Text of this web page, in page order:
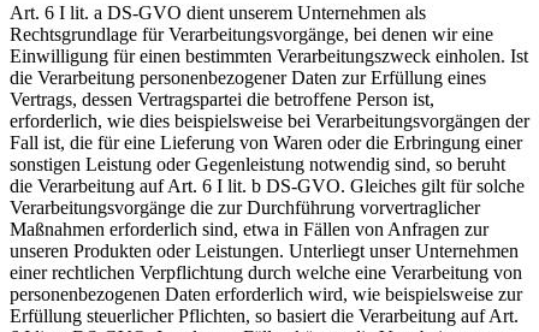
Art. 6 I lit. a DS-GVO dient unserem Unternehmen als
Rechtsgrundlage für Verarbeitungsvorgänge, bei denen wir eine
Einwilligung für einen bestimmten Verarbeitungszweck einholen. Ist
die Verarbeitung personenbezogener Daten zur Erfüllung eines
Vertrags, dessen Vertragspartei die betroffene Person ist,
erforderlich, wie dies beispielsweise bei Verarbeitungsvorgängen der
Fall ist, die für eine Lieferung von Waren oder die Erbringung einer
sonstigen Leistung oder Gegenleistung notwendig sind, so beruht
die Verarbeitung auf Art. 6 I lit. b DS-GVO. Gleiches gilt für solche
Verarbeitungsvorgänge die zur Durchführung vorvertraglicher
Maßnahmen erforderlich sind, etwa in Fällen von Anfragen zur
unseren Produkten oder Leistungen. Unterliegt unser Unternehmen
einer rechtlichen Verpflichtung durch welche eine Verarbeitung von
personenbezogenen Daten erforderlich wird, wie beispielsweise zur
Erfüllung steuerlicher Pflichten, so basiert die Verarbeitung auf Art.